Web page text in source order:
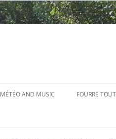
MÉTÉO AND MUSIC FOURRE TOUT